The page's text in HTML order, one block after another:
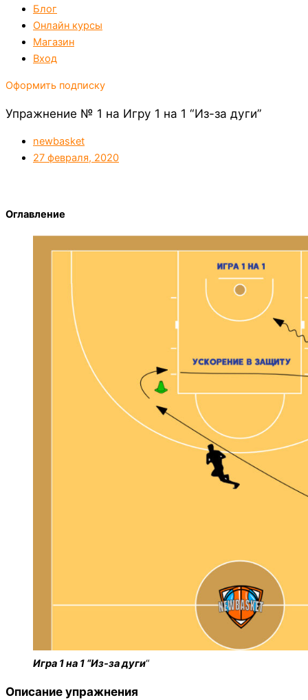
Блог
Онлайн курсы
Магазин
Вход
Оформить подписку
Упражнение № 1 на Игру 1 на 1 “Из-за дуги”
newbasket
27 февраля, 2020
Оглавление
Игра 1 на 1 “Из-за дуги“
Описание упражнения